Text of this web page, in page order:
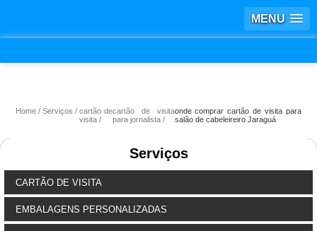
MENU
Home Serviços
cartão de
visita
cartão de visita
para jornalista
onde comprar cartão de visita para
salão de cabeleireiro Jaraguá
Serviços
CARTÃO DE VISITA
EMBALAGENS PERSONALIZADAS